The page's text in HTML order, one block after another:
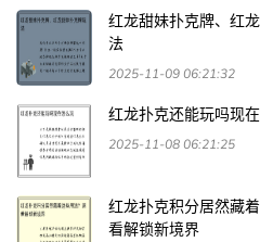
红龙甜妹扑克牌、红
法
2025-11-09 06:21:32
红龙扑克还能玩吗现
2025-11-08 06:21:25
红龙扑克积分居然藏
看解锁新境界